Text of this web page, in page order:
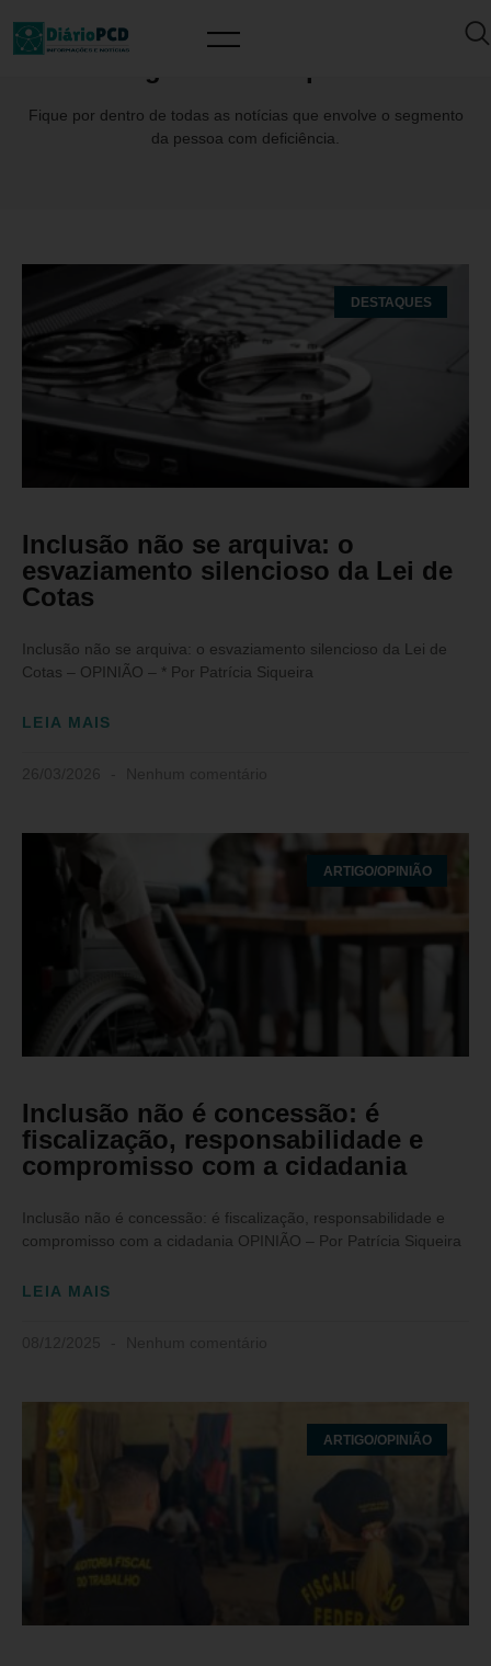
Fique por dentro de todas as notícias que envolve o segmento
da pessoa com deficiência.
DESTAQUES
Inclusão não se arquiva: o
esvaziamento silencioso da Lei de
Cotas
Inclusão não se arquiva: o esvaziamento silencioso da Lei de
Cotas – OPINIÃO – * Por Patrícia Siqueira
LEIA MAIS
ARTIGO/OPINIÃO
Inclusão não é concessão: é
fiscalização, responsabilidade e
compromisso com a cidadania
Inclusão não é concessão: é fiscalização, responsabilidade e
compromisso com a cidadania OPINIÃO – Por Patrícia Siqueira
LEIA MAIS
ARTIGO/OPINIÃO